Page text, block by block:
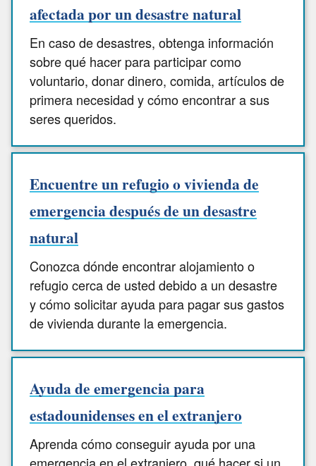
afectada por un desastre natural
En caso de desastres, obtenga información
sobre qué hacer para participar como
voluntario, donar dinero, comida, artículos de
primera necesidad y cómo encontrar a sus
seres queridos.
Encuentre un refugio o vivienda de
emergencia después de un desastre
natural
Conozca dónde encontrar alojamiento o
refugio cerca de usted debido a un desastre
y cómo solicitar ayuda para pagar sus gastos
de vivienda durante la emergencia.
Ayuda de emergencia para
estadounidenses en el extranjero
Aprenda cómo conseguir ayuda por una